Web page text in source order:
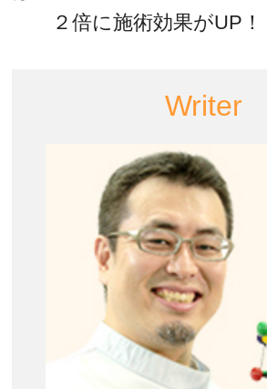
２倍に施術効果がUP！
Writer